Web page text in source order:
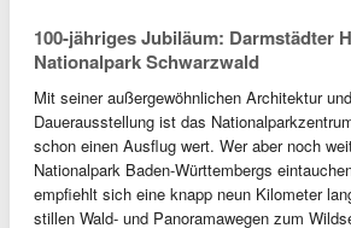
100-jähriges Jubiläum: Darmstädter
Nationalpark Schwarzwald
Mit seiner außergewöhnlichen Architektur
Dauerausstellung ist das
schon einen Ausflug wert. Wer aber noch
Nationalpark Baden-Württembergs
empfiehlt sich eine knapp neun Kilometer
stillen Wald- und Panoramawegen zum